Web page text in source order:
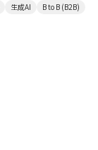
生成AI
B to B (B2B)